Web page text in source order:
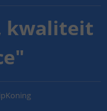
kwaliteit
"